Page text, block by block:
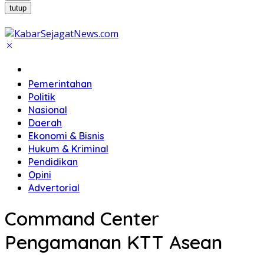
tutup
Pemerintahan
Politik
Nasional
Daerah
Ekonomi & Bisnis
Hukum & Kriminal
Pendidikan
Opini
Advertorial
Command Center
Pengamanan KTT Asean